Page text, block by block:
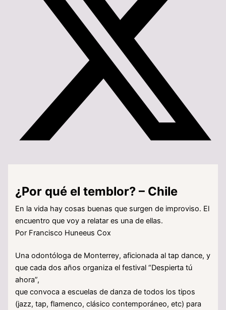
¿Por qué el temblor? – Chile
En la vida hay cosas buenas que surgen de improviso. El
encuentro que voy a relatar es una de ellas.
Por Francisco Huneeus Cox
Una odontóloga de Monterrey, aficionada al tap dance, y
que cada dos años organiza el festival “Despierta tú
ahora”,
que convoca a escuelas de danza de todos los tipos
(jazz, tap, flamenco, clásico contemporáneo, etc) para